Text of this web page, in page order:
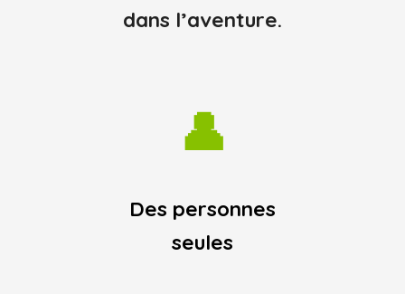
dans l’aventure.
👤
Des personnes
seules